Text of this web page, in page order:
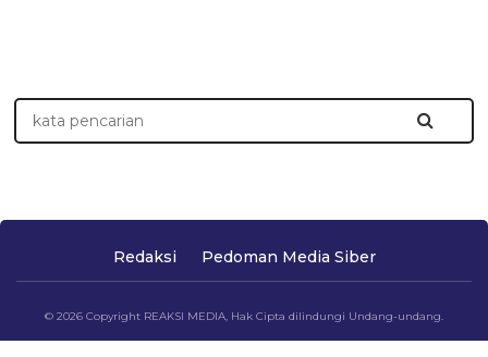
Redaksi Pedoman Media Siber
© 2026 Copyright REAKSI MEDIA, Hak Cipta dilindungi Undang-undang.